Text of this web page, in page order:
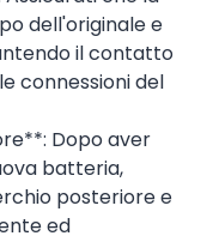
dell'originale e
il contatto
connessioni del
Dopo aver
batteria,
posteriore e
ed